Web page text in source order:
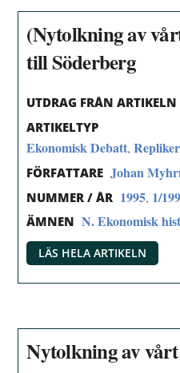
(Nytolkning av
till Söderberg
UTDRAG FRÅN ARTIKELN
ARTIKELTYP
Ekonomisk Debatt,
FÖRFATTARE Johan
NUMMER / ÅR 1995, 1/
ÄMNEN N. Ekonomisk
LÄS HELA ARTIKELN
Nytolkning av